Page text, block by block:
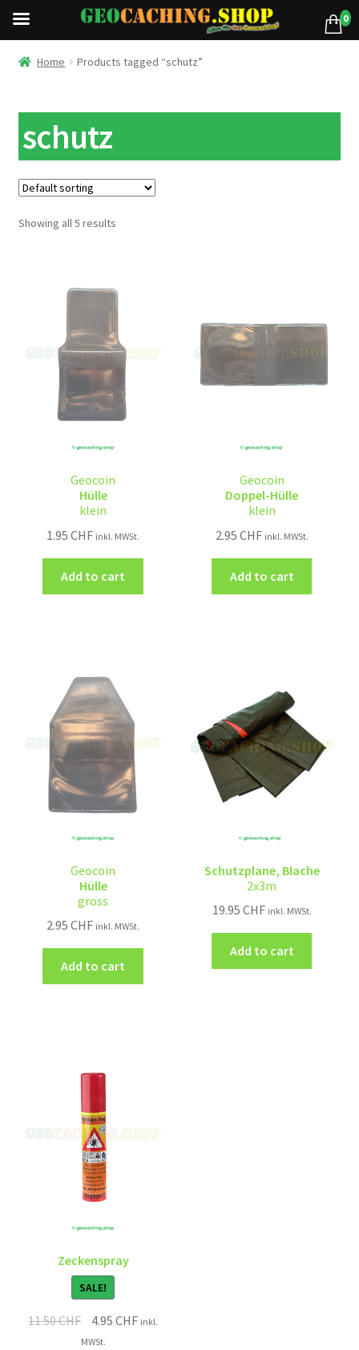
Home Products tagged “schutz”
schutz
Showing all 5 results
Geocoin
Hülle
klein
1.95CHF inkl. MWSt.
Add to cart
Geocoin
Doppel-Hülle
klein
2.95 CHF inkl. MWSt.
Add to cart
Geocoin
Hülle
gross
2.95CHF inkl. MWSt.
Add to cart
Schutzplane, Blache
2x3m
19.95 CHF inkl. MWSt.
Add to cart
Zeckenspray
SALE!
11.50CHF 4.95CHF inkl.
MWSt.
0